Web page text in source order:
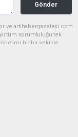
Gönder
ve artihabergazetesi.com
tüm sorumluluğu tek
hiçbir şekilde